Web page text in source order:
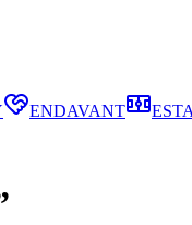
ENDAVANT